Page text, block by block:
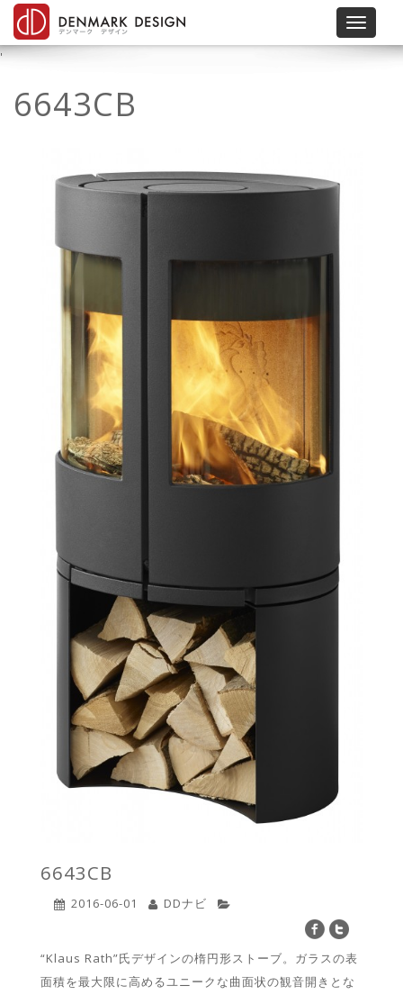
Toggle
'
6643CB
6643CB
2016-06-01 DDナビ
“Klaus Rath”氏デザインの楕円形ストーブ。ガラスの表
面積を最大限に高めるユニークな曲面状の観音開きとな